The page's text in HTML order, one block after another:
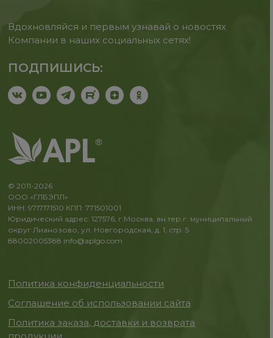
Вдохновляйся и первым узнавай о новостях
Компании в наших социальных сетях!
ПОДПИШИСЬ:
© 2011-2026
ООО «ГЛБЭПЛ»
ИНН: 9717171510 КПП: 771501001
Юридический адрес: 127576, г.Москва, вн.тер.г. муниципальный
округ Лианозово, ул. Новгородская, д. 1, стр. 5
88002005388 info@aplgo.com
Политика конфиденциальности
Соглашение об использовании сайта
Политика заказа, доставки и возврата